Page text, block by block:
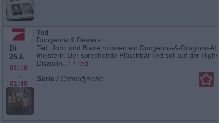
Di
25.8.
01:10
-
01:40
Ted
Dungeons & Dealers
Ted, John und Blaire müssen ein Dungeons-&-Dragons-
meistern. Der sprechende Plüschbär Ted soll auf der
Disziplin...
Ted
Serie / Comedyserie